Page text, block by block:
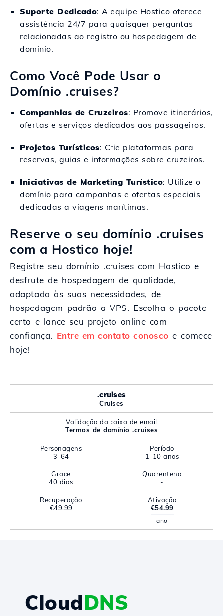
Suporte Dedicado: A equipe Hostico oferece
assistência 24/7 para quaisquer perguntas
relacionadas ao registro ou hospedagem de
domínio.
Como Você Pode Usar o
Domínio .cruises?
Companhias de Cruzeiros: Promove itinerários,
ofertas e serviços dedicados aos passageiros.
Projetos Turísticos: Crie plataformas para
reservas, guias e informações sobre cruzeiros.
Iniciativas de Marketing Turístico: Utilize o
domínio para campanhas e ofertas especiais
dedicadas a viagens marítimas.
Reserve o seu domínio .cruises
com a Hostico hoje!
Registre seu domínio .cruises com Hostico e
desfrute de hospedagem de qualidade,
adaptada às suas necessidades, de
hospedagem padrão a VPS. Escolha o pacote
certo e lance seu projeto online com
confiança. Entre em contato conosco e comece
hoje!
.cruises
Cruises
Validação da caixa de email
Termos de domínio .cruises
Personagens
3-64
Período
1-10 anos
Grace
40 dias
Quarentena
-
Recuperação
€49.99
Ativação
€54.99
ano
CloudDNS